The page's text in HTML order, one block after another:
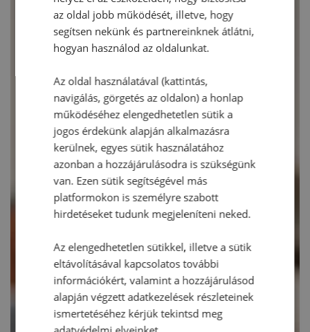
az oldal jobb működését, illetve, hogy
segítsen nekünk és partnereinknek átlátni,
hogyan használod az oldalunkat.
Az oldal használatával (kattintás,
navigálás, görgetés az oldalon) a honlap
működéséhez elengedhetetlen sütik a
jogos érdekünk alapján alkalmazásra
kerülnek, egyes sütik használatához
azonban a hozzájárulásodra is szükségünk
van. Ezen sütik segítségével más
platformokon is személyre szabott
hirdetéseket tudunk megjeleníteni neked.
Az elengedhetetlen sütikkel, illetve a sütik
eltávolításával kapcsolatos további
információkért, valamint a hozzájárulásod
alapján végzett adatkezelések részleteinek
ismertetéséhez kérjük tekintsd meg